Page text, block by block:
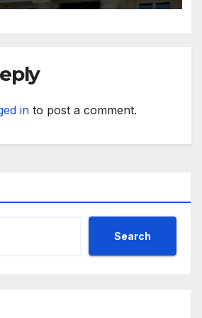
in to post a comment.
Search